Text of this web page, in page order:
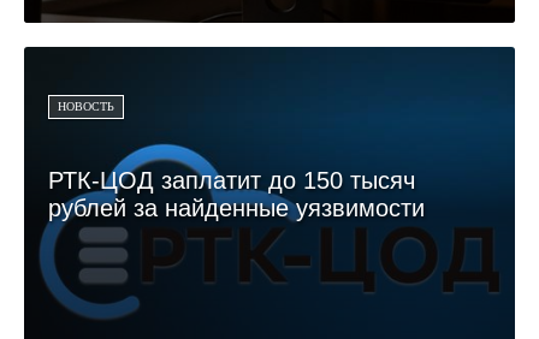
НОВОСТЬ
РТК-ЦОД заплатит до 150 тысяч
рублей за найденные уязвимости